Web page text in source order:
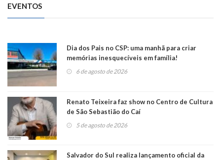
EVENTOS
Dia dos Pais no CSP: uma manhã para criar
memórias inesquecíveis em família!
6 de agosto de 2026
Renato Teixeira faz show no Centro de Cultura
de São Sebastião do Caí
5 de agosto de 2026
Salvador do Sul realiza lançamento oficial da